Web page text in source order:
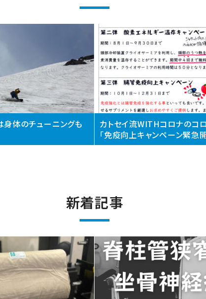
身体のチューニングも
カトセイ流WITHコロナのコ
「免疫向上キャンペーン緊急
新着記事